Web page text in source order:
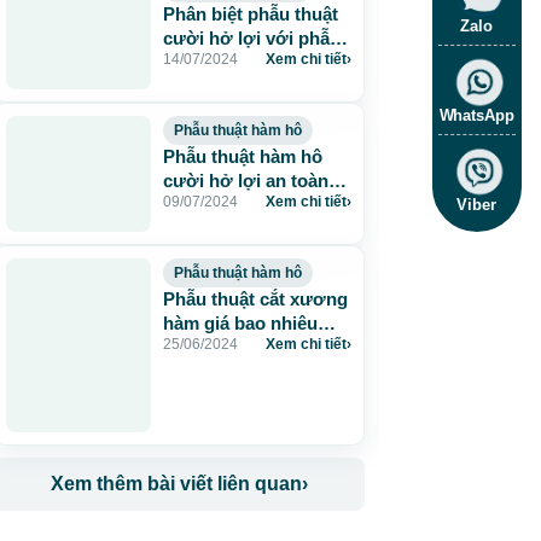
Phân biệt phẫu thuật
cười hở lợi với phẫu
thuật hàm hô
14/07/2024 Xem chi tiết›
Phẫu thuật hàm hô
Phẫu thuật hàm hô
cười hở lợi an toàn
nhất TP.HCM
09/07/2024 Xem chi tiết›
Phẫu thuật hàm hô
Phẫu thuật cắt xương
hàm giá bao nhiêu
tiền? Bảng giá phẫu
25/06/2024 Xem chi tiết›
Xem thêm bài viết liên quan›
Zalo
WhatsApp
Viber